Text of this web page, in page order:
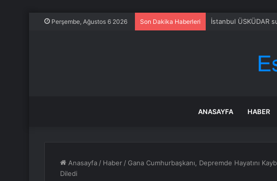
Perşembe, Ağustos 6 2026 Son Dakika Haberleri İstanbul ÜSKÜDAR
ANASAYFA HABER
Anasayfa / Haber / Gana Cumhurbaşkanı, Depremde Hayatını
Diledi